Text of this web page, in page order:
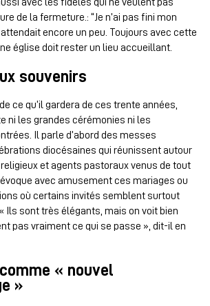
de la fermeture.: “Je n’ai pas fini mon
encore un peu. Toujours avec cette
église doit rester un lieu accueillant.
souvenirs
ce qu’il gardera de ces trente années,
ni les grandes cérémonies ni les
Il parle d’abord des messes
diocésaines qui réunissent autour
religieux et agents pastoraux venus de tout
avec amusement ces mariages ou
où certains invités semblent surtout
Ils sont très élégants, mais on voit bien
pas vraiment ce qui se passe », dit-il en
« nouvel
»